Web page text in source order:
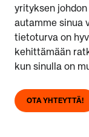
yrityksen
autamme sinua
tietoturva on
kehittämään
kun sinulla on
OTA YHTEYTTÄ!